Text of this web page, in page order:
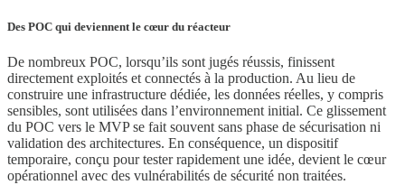
Des POC qui deviennent le cœur du réacteur
De nombreux POC, lorsqu’ils sont jugés réussis, finissent
directement exploités et connectés à la production. Au lieu de
construire une infrastructure dédiée, les données réelles, y compris
sensibles, sont utilisées dans l’environnement initial. Ce glissement
du POC vers le MVP se fait souvent sans phase de sécurisation ni
validation des architectures. En conséquence, un dispositif
temporaire, conçu pour tester rapidement une idée, devient le cœur
opérationnel avec des vulnérabilités de sécurité non traitées.